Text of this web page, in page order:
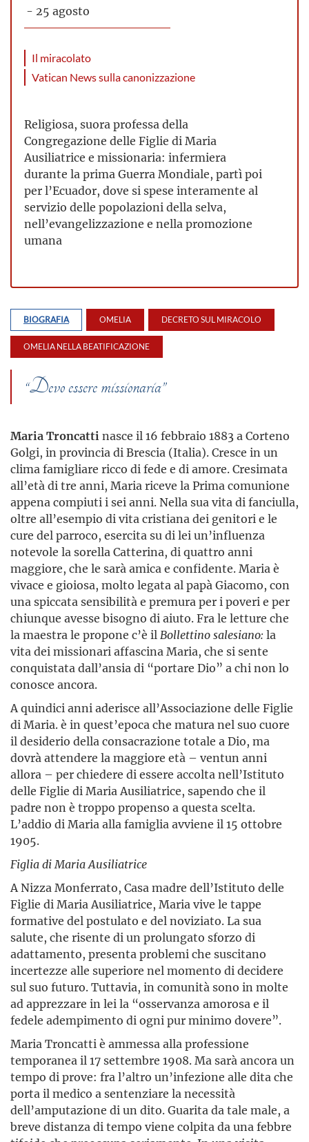
- 25 agosto
Il miracolato
Vatican News sulla canonizzazione
Religiosa, suora professa della
Congregazione delle Figlie di Maria
Ausiliatrice e missionaria: infermiera
durante la prima Guerra Mondiale, partì poi
per l’Ecuador, dove si spese interamente al
servizio delle popolazioni della selva,
nell’evangelizzazione e nella promozione
umana
BIOGRAFIA OMELIA DECRETO SUL MIRACOLO
OMELIA NELLA BEATIFICAZIONE
“Devo essere missionaria”
Maria Troncattinasce il 16 febbraio 1883 a Corteno
Golgi, in provincia di Brescia (Italia). Cresce in un
clima famigliare ricco di fede e di amore. Cresimata
all’età di tre anni, Maria riceve la Prima comunione
appena compiuti i sei anni. Nella sua vita di fanciulla,
oltre all’esempio di vita cristiana dei genitori e le
cure del parroco, esercita su di lei un’influenza
notevole la sorella Catterina, di quattro anni
maggiore, che le sarà amica e confidente. Maria è
vivace e gioiosa, molto legata al papà Giacomo, con
una spiccata sensibilità e premura per i poveri e per
chiunque avesse bisogno di aiuto. Fra le letture che
la maestra le propone c’è ilBollettinosalesiano: la
vita dei missionari affascina Maria, che si sente
conquistata dall’ansia di “portare Dio” a chi non lo
conosce ancora.
A quindici anni aderisce all’Associazione delle Figlie
di Maria. è in quest’epoca che matura nel suo cuore
il desiderio della consacrazione totale a Dio, ma
dovrà attendere la maggiore età – ventun anni
allora – per chiedere di essere accolta nell’Istituto
delle Figlie di Maria Ausiliatrice, sapendo che il
padre non è troppo propenso a questa scelta.
L’addio di Maria alla famiglia avviene il 15 ottobre
1905.
Figlia di Maria Ausiliatrice
A Nizza Monferrato, Casa madre dell’Istituto delle
Figlie di Maria Ausiliatrice, Maria vive le tappe
formative del postulato e del noviziato. La sua
salute, che risente di un prolungato sforzo di
adattamento, presenta problemi che suscitano
incertezze alle superiore nel momento di decidere
sul suo futuro. Tuttavia, in comunità sono in molte
ad apprezzare in lei la “osservanza amorosa e il
fedele adempimento di ogni pur minimo dovere”.
Maria Troncatti è ammessa alla professione
temporanea il 17 settembre 1908. Ma sarà ancora un
tempo di prove: fra l’altro un’infezione alle dita che
porta il medico a sentenziare la necessità
dell’amputazione di un dito. Guarita da tale male, a
breve distanza di tempo viene colpita da una febbre